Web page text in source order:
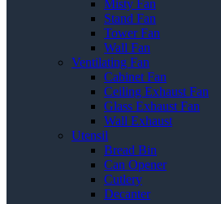
Misty Fan
Stand Fan
Tower Fan
Wall Fan
Ventilating Fan
Cabinet Fan
Ceiling Exhaust Fan
Glass Exhaust Fan
Wall Exhaust
Utensil
Bread Bin
Can Opener
Cutlery
Decanter